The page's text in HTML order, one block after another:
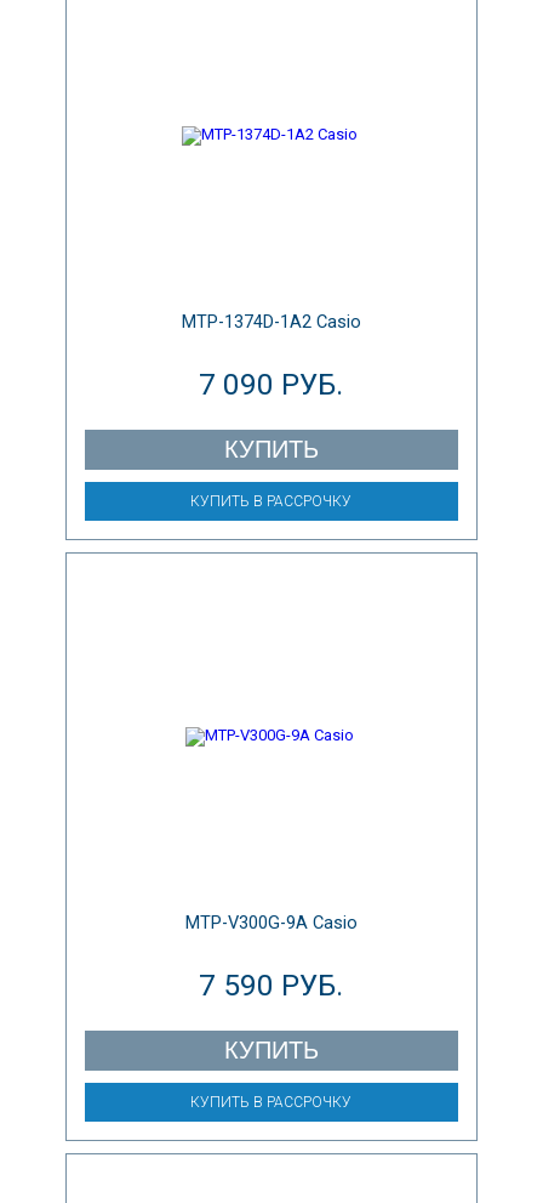
MTP-1374D-1A2 Casio
7 090 РУБ.
КУПИТЬ
КУПИТЬ В РАССРОЧКУ
MTP-V300G-9A Casio
7 590 РУБ.
КУПИТЬ
КУПИТЬ В РАССРОЧКУ